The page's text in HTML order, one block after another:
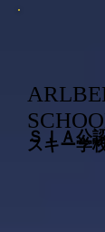
ＳＩＡ公
スキー学